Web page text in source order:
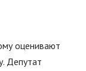
оценивают
Депутат